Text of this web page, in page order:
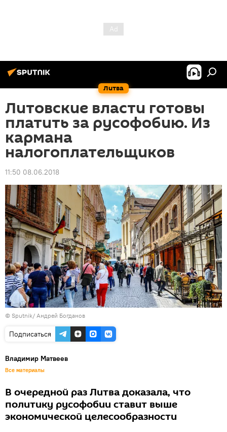
Литва
Литовские власти готовы
платить за русофобию. Из
кармана
налогоплательщиков
11:50 08.06.2018
© Sputnik/ Андрей Богданов
Подписаться
Владимир Матвеев
Все материалы
В очередной раз Литва доказала, что
политику русофобии ставит выше
экономической целесообразности